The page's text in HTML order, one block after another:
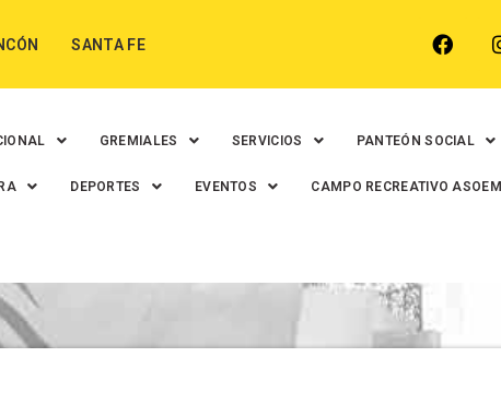
SANTA FE
GREMIALES SERVICIOS PANTEÓN SOCIAL
DEPORTES EVENTOS CAMPO RECREATIVO ASOEM